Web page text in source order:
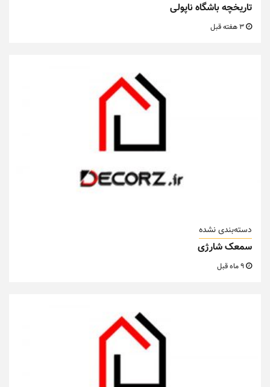
تاریخچه باشگاه ناپولی
دسته‌بندی نشده
سمعک شارژی